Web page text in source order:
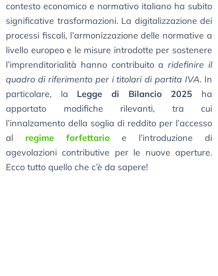
contesto economico e normativo italiano ha subito
significative trasformazioni. La digitalizzazione dei
processi fiscali, l’armonizzazione delle normative a
livello europeo e le misure introdotte per sostenere
l’imprenditorialità hanno contribuito aridefinire il
quadro di riferimento per i titolari di partita IVA. In
particolare, la Legge di Bilancio 2025 ha
apportato modifiche rilevanti, tra cui
l’innalzamento della soglia di reddito per l’accesso
al regime forfettario e l’introduzione di
agevolazioni contributive per le nuove aperture.
Ecco tutto quello che c’è da sapere!